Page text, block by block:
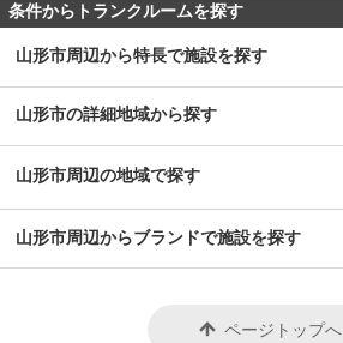
条件からトランクルームを探す
山形市周辺から特長で施設を探す
山形市の詳細地域から探す
山形市周辺の地域で探す
山形市周辺からブランドで施設を探す
ページトップへ